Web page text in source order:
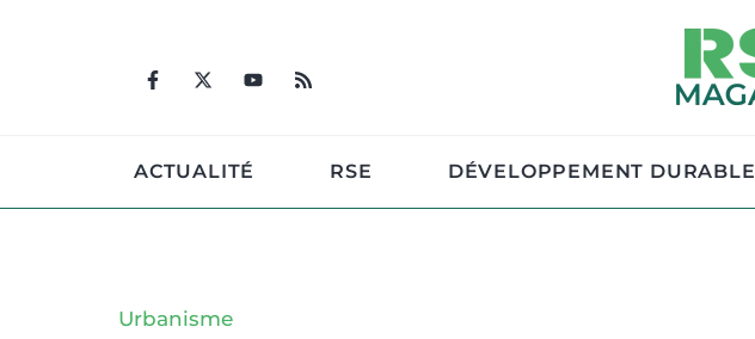
ACTUALITÉ RSE DÉVELOPPEMENT DURABLE
Urbanisme